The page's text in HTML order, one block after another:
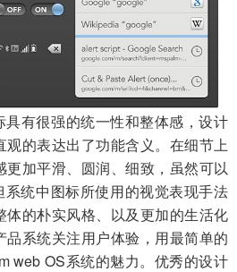
有很强的统一性和整体感，设计
的表达出了功能含义。在细节上
加平滑、圆润、细致，虽然可以
统中图标所使用的视觉表现手法
的朴实风格、以及更加的生活化
品系统关注用户体验，用最简单的
web OS系统的魅力。优秀的设计